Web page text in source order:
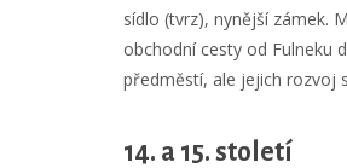
sídlo (tvrz), nynější zámek.
obchodní cesty od Fulneku
předměstí, ale jejich rozvoj
14. a 15. století